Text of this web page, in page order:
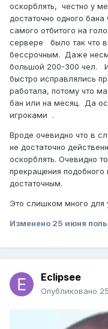
оскорблять, честно у
достаточно одного
самого отбитого на
сервере было так что
бессрочным. Даже
большой 200-300 чел.
быстро исправлялись
работала, потому что
бан или на месяц. Да
игроками .
Вроде очевидно что в
не достаточно
оскорблять. Очевидно
прекращения
достаточным.
Это слишком много для
Изменено 25 июня
Eclipsee
Опубликовано